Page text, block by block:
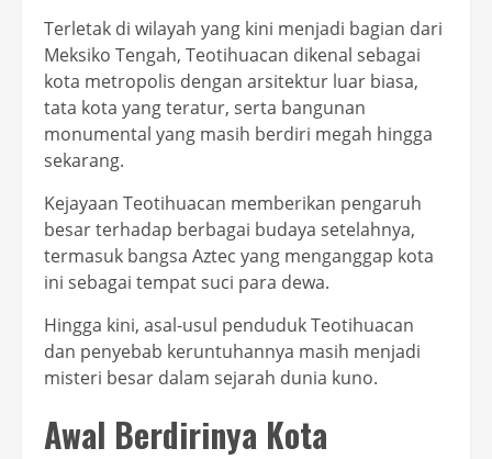
Terletak di wilayah yang kini menjadi bagian dari
Meksiko Tengah, Teotihuacan dikenal sebagai
kota metropolis dengan arsitektur luar biasa,
tata kota yang teratur, serta bangunan
monumental yang masih berdiri megah hingga
sekarang.
Kejayaan Teotihuacan memberikan pengaruh
besar terhadap berbagai budaya setelahnya,
termasuk bangsa Aztec yang menganggap kota
ini sebagai tempat suci para dewa.
Hingga kini, asal-usul penduduk Teotihuacan
dan penyebab keruntuhannya masih menjadi
misteri besar dalam sejarah dunia kuno.
Awal Berdirinya Kota